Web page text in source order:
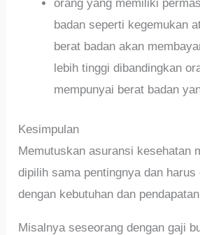
orang yang memiliki
badan seperti kegemukan
berat badan akan
lebih tinggi dibandingkan
mempunyai berat badan
Kesimpulan
Memutuskan asuransi kesehatan
dipilih sama pentingnya dan harus
dengan kebutuhan dan
Misalnya seseorang dengan gaji